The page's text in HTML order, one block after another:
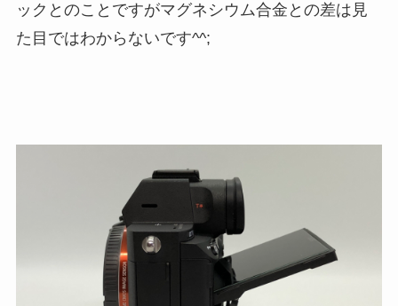
ックとのことですがマグネシウム合金との差は見
た目ではわからないです^^;